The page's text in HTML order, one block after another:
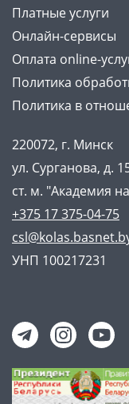
Платные услуги
Онлайн-сервисы
Оплата online-
Политика
Политика в
220072, г. Минск
ул. Сурганова, д.
ст. м. "Академия
+375 17 375-04-75
УНП 100217231